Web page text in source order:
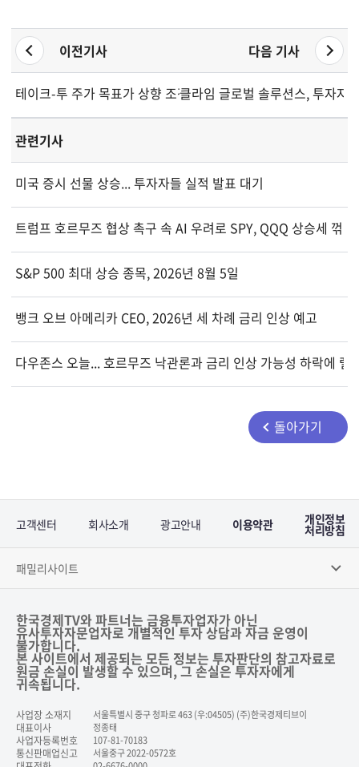
이전기사 다음 기사
테이크-투 주가 목표가 상향 조정클라임 글로벌 솔루션스, 투자자
관련기사
미국 증시 선물 상승... 투자자들 실적 발표 대기
트럼프 호르무즈 협상 촉구 속 AI 우려로 SPY, QQQ 상승세 꺾여
S&P 500 최대 상승 종목, 2026년 8월 5일
뱅크 오브 아메리카 CEO, 2026년 세 차례 금리 인상 예고
다우존스 오늘... 호르무즈 낙관론과 금리 인상 가능성 하락에 랠
돌아가기
고객센터 회사소개 광고안내 이용약관 개인정보
처리방침
패밀리사이트
한국경제TV와 파트너는 금융투자업자가 아닌
유사투자자문업자로 개별적인 투자 상담과 자금 운영이
불가합니다.
본 사이트에서 제공되는 모든 정보는 투자판단의 참고자료로
원금 손실이 발생할 수 있으며, 그 손실은 투자자에게
귀속됩니다.
사업장 소재지 서울특별시 중구 청파로 463 (우:04505) (주)한국경제티브이
대표이사 정종태
사업자등록번호 107-81-70183
통신판매업신고 서울중구 2022-0572호